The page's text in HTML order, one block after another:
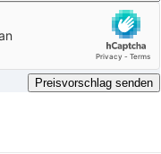
Preisvorschlag senden